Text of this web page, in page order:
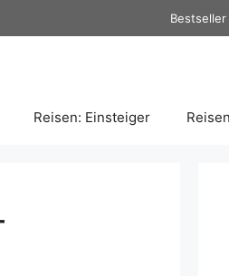
Bestseller
Reisen: Einsteiger